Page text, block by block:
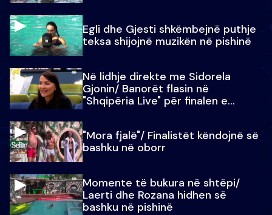
Egli dhe Gjesti shkëmbejnë puthje
teksa shijojnë muzikën në pishinë
Në lidhje direkte me Sidorela
Gjonin/ Banorët flasin në
"Shqipëria Live" për finalen e
"Mora fjalë"/ Finalistët këndojnë së
bashku në oborr
Momente të bukura në shtëpi/
Laerti dhe Rozana hidhen së
bashku në pishinë